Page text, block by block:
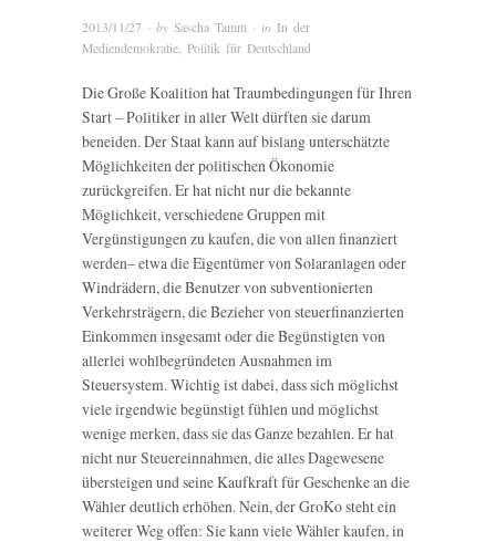
2013/11/27 · by Sascha Tamm · in In der
Mediendemokratie Politik für Deutschland
Die Große Koalition hat Traumbedingungen für Ihren
Start – Politiker in aller Welt dürften sie darum
beneiden. Der Staat kann auf bislang unterschätzte
Möglichkeiten der politischen Ökonomie
zurückgreifen. Er hat nicht nur die bekannte
Möglichkeit, verschiedene Gruppen mit
Vergünstigungen zu kaufen, die von allen finanziert
werden– etwa die Eigentümer von Solaranlagen oder
Windrädern, die Benutzer von subventionierten
Verkehrsträgern, die Bezieher von steuerfinanzierten
Einkommen insgesamt oder die Begünstigten von
allerlei wohlbegründeten Ausnahmen im
Steuersystem. Wichtig ist dabei, dass sich möglichst
viele irgendwie begünstigt fühlen und möglichst
wenige merken, dass sie das Ganze bezahlen. Er hat
nicht nur Steuereinnahmen, die alles Dagewesene
übersteigen und seine Kaufkraft für Geschenke an die
Wähler deutlich erhöhen. Nein, der GroKo steht ein
weiterer Weg offen: Sie kann viele Wähler kaufen, in